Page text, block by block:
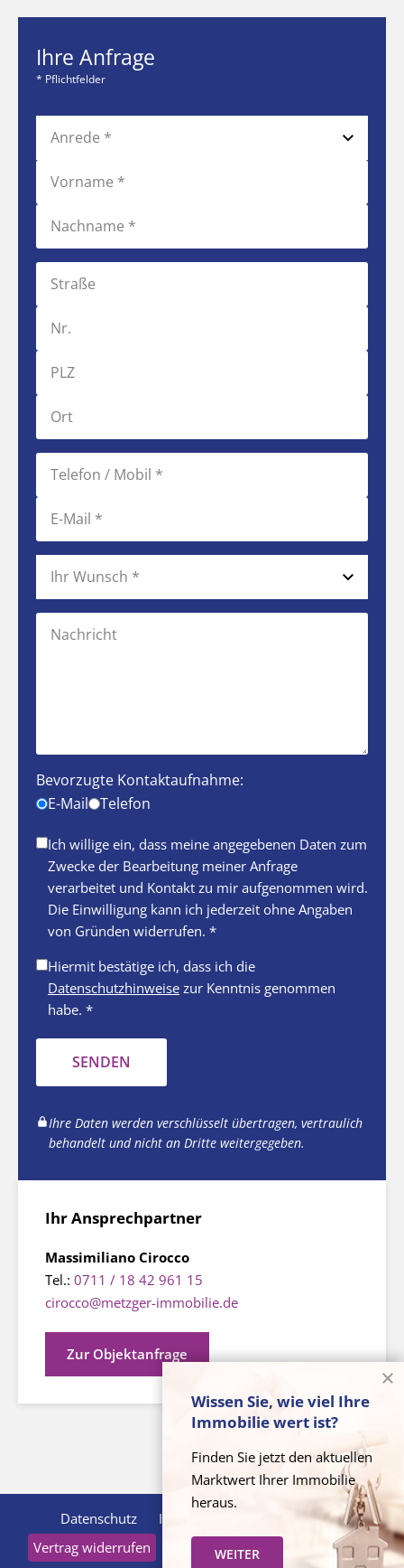
Ihre Anfrage
* Pflichtfelder
Bevorzugte Kontaktaufnahme:
E-Mail
Telefon
Ich willige ein, dass meine angegebenen Daten zum
Zwecke der Bearbeitung meiner Anfrage
verarbeitet und Kontakt zu mir aufgenommen wird.
Die Einwilligung kann ich jederzeit ohne Angaben
von Gründen widerrufen. *
Hiermit bestätige ich, dass ich die
Datenschutzhinweise zur Kenntnis genommen
habe. *
SENDEN
Ihre Daten werden verschlüsselt übertragen, vertraulich
behandelt und nicht an Dritte weitergegeben.
Ihr Ansprechpartner
Massimiliano Cirocco
Tel.: 0711 / 18 42 961 15
cirocco@metzger-immobilie.de
Zur Objektanfrage
Datenschutz Impressum
Widerrufsrecht
Vertrag widerrufen
KI-Nutzung Cookie-Verwaltung
Wissen Sie, wie viel Ihre
Immobilie wert ist?
Finden Sie jetzt den aktuellen
Marktwert Ihrer Immobilie
heraus.
WEITER